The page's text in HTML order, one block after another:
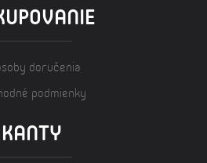
doručenia
podmienky
KANTY